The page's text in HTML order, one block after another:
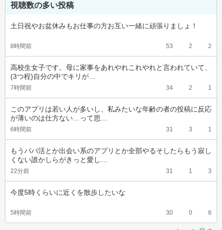
視聴数の多い投稿
土日祝やお盆休みもお仕事の方お互い一緒に頑張りましょ！
8時間前 53 2 2
高校生女子です。母に家事をあれやれこれやれと言われていて、
(3つ程)自分の中でキリが…
7時間前 34 2 1
このアプリは若い人が多いし、私みたいな年齢の者の投稿に反応
が薄いのは仕方ない…って思…
6時間前 31 3 1
もうパパ活とか出会い系のアプリとか全部やるそしたらもう寂し
くない誰かしらがきっと愛し…
22分前 31 1 3
今度5時くらいに近くを散歩したいな
5時間前 30 0 6